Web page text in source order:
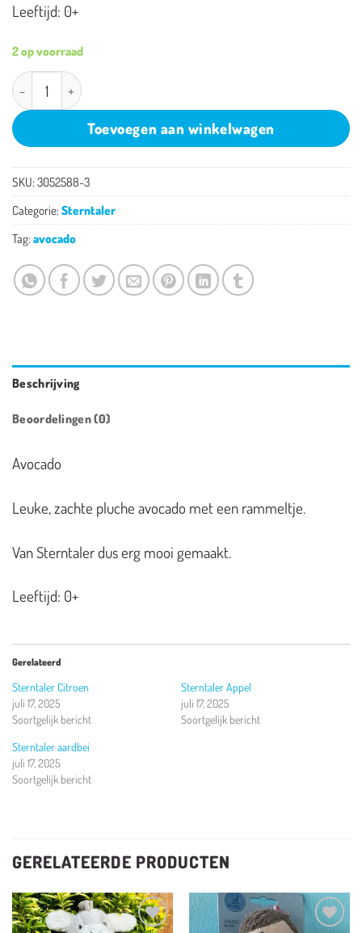
Leeftijd: 0+
2 op voorraad
Sterntaler Avocado aantal
Toevoegen aan winkelwagen
SKU: 3052588-3
Categorie: Sterntaler
Tag: avocado
Beschrijving
Beoordelingen (0)
Avocado
Leuke, zachte pluche avocado met een rammeltje.
Van Sterntaler dus erg mooi gemaakt.
Leeftijd: 0+
Gerelateerd
Sterntaler Citroen
juli 17, 2025
Soortgelijk bericht
Sterntaler Appel
juli 17, 2025
Soortgelijk bericht
Sterntaler aardbei
juli 17, 2025
Soortgelijk bericht
GERELATEERDE PRODUCTEN